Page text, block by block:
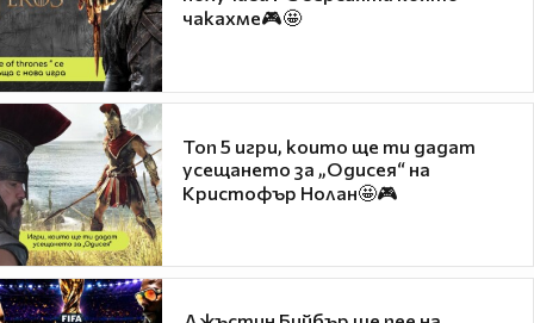
чакахме🎮🤩
Топ 5 игри, които ще ти дадат
усещането за „Одисея“ на
Кристофър Нолан🤩🎮